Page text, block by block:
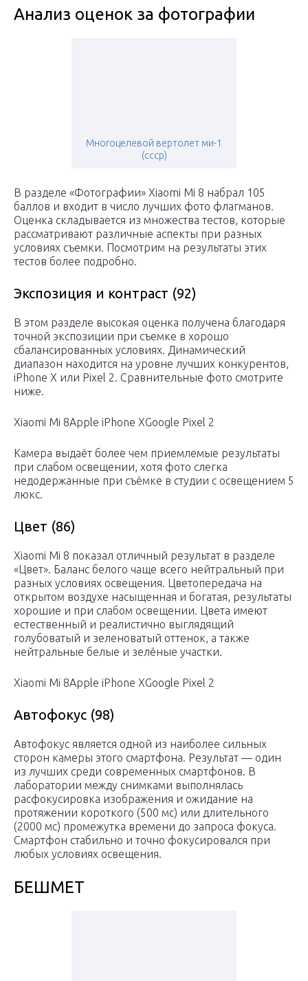
Анализ оценок за фотографии
Многоцелевой вертолет ми-1
(ссср)
В разделе «Фотографии» Xiaomi Mi 8 набрал 105
баллов и входит в число лучших фото флагманов.
Оценка складывается из множества тестов, которые
рассматривают различные аспекты при разных
условиях съемки. Посмотрим на результаты этих
тестов более подробно.
Экспозиция и контраст (92)
В этом разделе высокая оценка получена благодаря
точной экспозиции при съемке в хорошо
сбалансированных условиях. Динамический
диапазон находится на уровне лучших конкурентов,
iPhone X или Pixel 2. Сравнительные фото смотрите
ниже.
Xiaomi Mi 8Apple iPhone XGoogle Pixel 2
Камера выдаёт более чем приемлемые результаты
при слабом освещении, хотя фото слегка
недодержанные при съёмке в студии с освещением 5
люкс.
Цвет (86)
Xiaomi Mi 8 показал отличный результат в разделе
«Цвет». Баланс белого чаще всего нейтральный при
разных условиях освещения. Цветопередача на
открытом воздухе насыщенная и богатая, результаты
хорошие и при слабом освещении. Цвета имеют
естественный и реалистично выглядящий
голубоватый и зеленоватый оттенок, а также
нейтральные белые и зелёные участки.
Xiaomi Mi 8Apple iPhone XGoogle Pixel 2
Автофокус (98)
Автофокус является одной из наиболее сильных
сторон камеры этого смартфона. Результат — один
из лучших среди современных смартфонов. В
лаборатории между снимками выполнялась
расфокусировка изображения и ожидание на
протяжении короткого (500 мс) или длительного
(2000 мс) промежутка времени до запроса фокуса.
Смартфон стабильно и точно фокусировался при
любых условиях освещения.
БЕШМЕТ